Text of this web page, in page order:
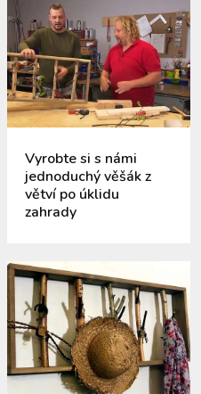
Vyrobte si s námi
jednoduchý věšák z
větví po úklidu
zahrady